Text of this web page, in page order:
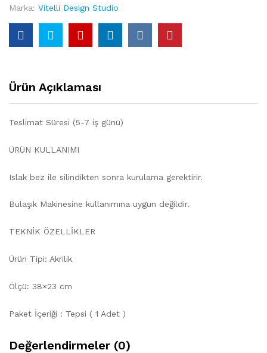
Marka: Vitelli Design Studio
Ürün Açıklaması
Teslimat Süresi (5-7 iş günü)
ÜRÜN KULLANIMI
Islak bez ile silindikten sonra kurulama gerektirir.
Bulaşık Makinesine kullanımına uygun değildir.
TEKNİK ÖZELLİKLER
Ürün Tipi: Akrilik
Ölçü: 38×23 cm
Paket İçeriği : Tepsi ( 1 Adet )
Değerlendirmeler (0)